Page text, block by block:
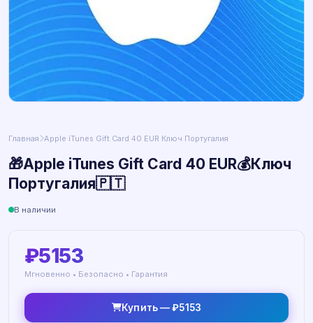
Главная Apple iTunes Gift Card 40 EUR Ключ Португалия
🎁Apple iTunes Gift Card 40 EUR💰Ключ
Португалия🇵🇹
В наличии
₽5153
Мгновенно • Безопасно • Гарантия
Купить — ₽5153